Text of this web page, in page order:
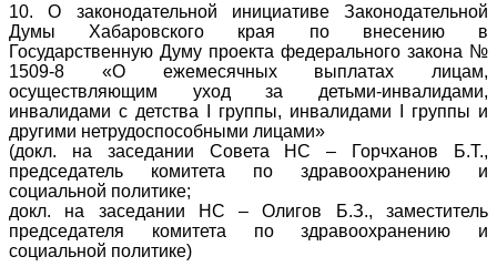
10. О законодательной инициативе Законодательной
Думы Хабаровского края по внесению в
Государственную Думу проекта федерального закона №
1509-8 «О ежемесячных выплатах лицам,
осуществляющим уход за детьми-инвалидами,
инвалидами с детства I группы, инвалидами I группы и
другими нетрудоспособными лицами»
(докл. на заседании Совета НС – Горчханов Б.Т.,
председатель комитета по здравоохранению и
социальной политике;
докл. на заседании НС – Олигов Б.З., заместитель
председателя комитета по здравоохранению и
социальной политике)